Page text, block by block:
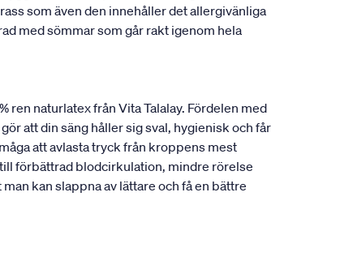
som även den innehåller det allergivänliga
med sömmar som går rakt igenom hela
ren naturlatex från Vita Talalay. Fördelen med
att din säng håller sig sval, hygienisk och får
att avlasta tryck från kroppens mest
förbättrad blodcirkulation, mindre rörelse
kan slappna av lättare och få en bättre